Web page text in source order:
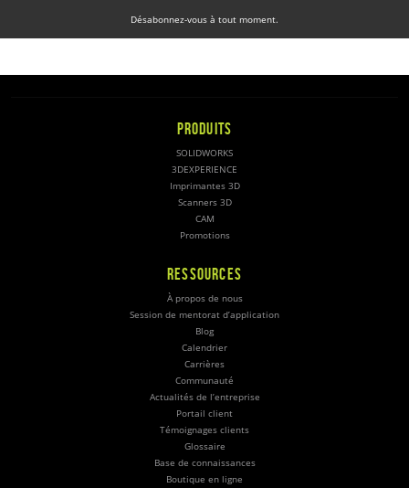
Désabonnez-vous à tout moment.
PRODUITS
SOLIDWORKS
3DEXPERIENCE
Imprimantes 3D
Scanners 3D
CAM
Promotions
RESSOURCES
À propos de nous
Session de mentorat d’application
Blog
Calendrier
Carrières
Communauté
Actualités de l’entreprise
Portail client
Témoignages clients
Glossaire
Base de connaissances
Boutique en ligne